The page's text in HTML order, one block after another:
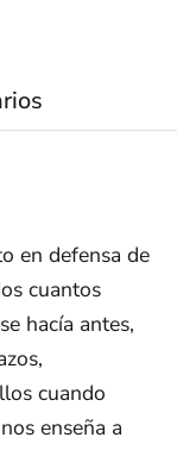
en defensa de
cuantos
hacía antes,
cuando
enseña a